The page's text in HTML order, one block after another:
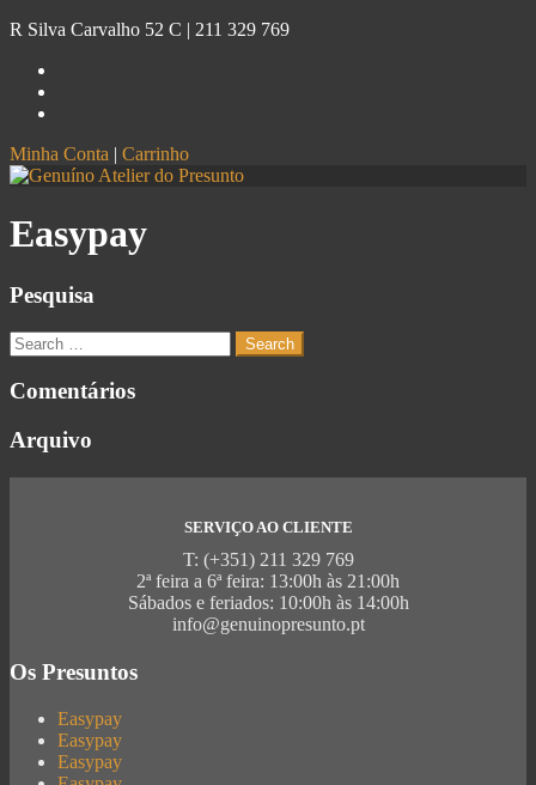
R Silva Carvalho 52 C | 211 329 769
Minha Conta | Carrinho
Easypay
Pesquisa
Comentários
Arquivo
SERVIÇO AO CLIENTE
T: (+351) 211 329 769
2ª feira a 6ª feira: 13:00h às 21:00h
Sábados e feriados: 10:00h às 14:00h
info@genuinopresunto.pt
Os Presuntos
Easypay
Easypay
Easypay